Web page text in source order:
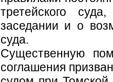
третейского
заседании и о
суда.
Существенную
соглашения